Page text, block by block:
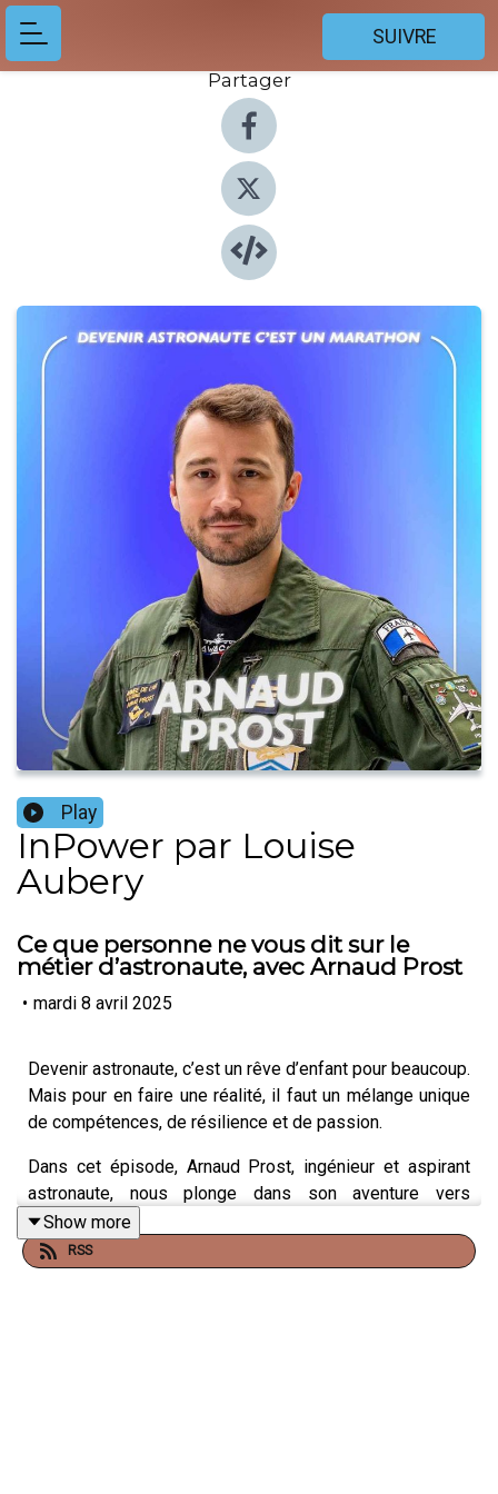
SUIVRE
Partager
Play
InPower par Louise
Aubery
Ce que personne ne vous dit sur le
métier d’astronaute, avec Arnaud Prost
• mardi 8 avril 2025
Devenir astronaute, c’est un rêve d’enfant pour beaucoup.
Mais pour en faire une réalité, il faut un mélange unique
de compétences, de résilience et de passion.
Dans cet épisode, Arnaud Prost, ingénieur et aspirant
astronaute, nous plonge dans son aventure vers
l’espace. De la sélection drastique de l’Agence Spatiale
Européenne (ESA) aux défis physiques et mentaux que
nécessite ce métier hors du commun, il nous partage
Show more
RSS